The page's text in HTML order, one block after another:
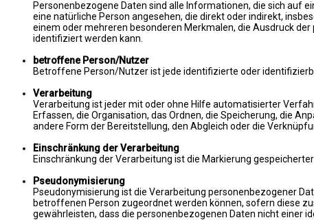
Personenbezogene Daten sind alle Informationen, die sich auf
eine natürliche Person angesehen, die direkt oder indirekt,
einem oder mehreren besonderen Merkmalen, die Ausdruck
identifiziert werden kann.
betroffene Person/Nutzer
Betroffene Person/Nutzer ist jede identifizierte oder
Verarbeitung
Verarbeitung ist jeder mit oder ohne Hilfe automatisierter
Erfassen, die Organisation, das Ordnen, die Speicherung, die
andere Form der Bereitstellung, den Abgleich oder die
Einschränkung der Verarbeitung
Einschränkung der Verarbeitung ist die Markierung
Pseudonymisierung
Pseudonymisierung ist die Verarbeitung personenbezogener
betroffenen Person zugeordnet werden können, sofern diese
gewährleisten, dass die personenbezogenen Daten nicht einer